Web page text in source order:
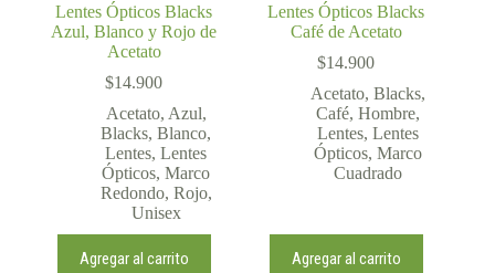
Lentes Ópticos Blacks
Azul, Blanco y Rojo de
Acetato
$14.900
Acetato, Azul,
Blacks,Blanco,
Lentes,Lentes
Ópticos,Marco
Redondo, Rojo,
Unisex
Agregar al carrito
Lentes Ópticos Blacks
Café de Acetato
$14.900
Acetato,Blacks,
Café,Hombre,
Lentes,Lentes
Ópticos,Marco
Cuadrado
Agregar al carrito